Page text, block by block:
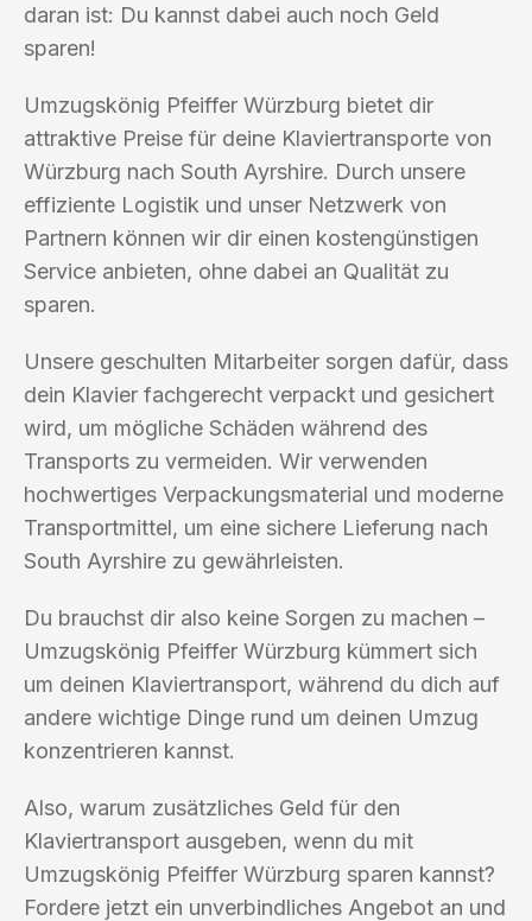
daran ist: Du kannst dabei auch noch Geld
sparen!
Umzugskönig Pfeiffer Würzburg bietet dir
attraktive Preise für deine Klaviertransporte von
Würzburg nach South Ayrshire. Durch unsere
effiziente Logistik und unser Netzwerk von
Partnern können wir dir einen kostengünstigen
Service anbieten, ohne dabei an Qualität zu
sparen.
Unsere geschulten Mitarbeiter sorgen dafür, dass
dein Klavier fachgerecht verpackt und gesichert
wird, um mögliche Schäden während des
Transports zu vermeiden. Wir verwenden
hochwertiges Verpackungsmaterial und moderne
Transportmittel, um eine sichere Lieferung nach
South Ayrshire zu gewährleisten.
Du brauchst dir also keine Sorgen zu machen –
Umzugskönig Pfeiffer Würzburg kümmert sich
um deinen Klaviertransport, während du dich auf
andere wichtige Dinge rund um deinen Umzug
konzentrieren kannst.
Also, warum zusätzliches Geld für den
Klaviertransport ausgeben, wenn du mit
Umzugskönig Pfeiffer Würzburg sparen kannst?
Fordere jetzt ein unverbindliches Angebot an und